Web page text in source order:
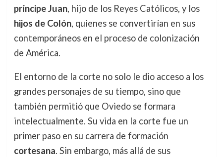
príncipe Juan, hijo de los Reyes Católicos, y los
hijos de Colón, quienes se convertirían en sus
contemporáneos en el proceso de colonización
de América.
El entorno de la corte no solo le dio acceso a los
grandes personajes de su tiempo, sino que
también permitió que Oviedo se formara
intelectualmente. Su vida en la corte fue un
primer paso en su carrera de formación
cortesana. Sin embargo, más allá de sus